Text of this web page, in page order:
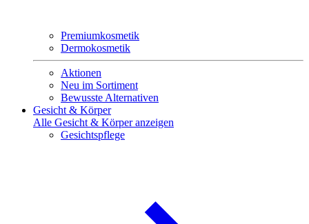
Premiumkosmetik
Dermokosmetik
Aktionen
Neu im Sortiment
Bewusste Alternativen
Gesicht & Körper
Alle Gesicht & Körper anzeigen
Gesichtspflege